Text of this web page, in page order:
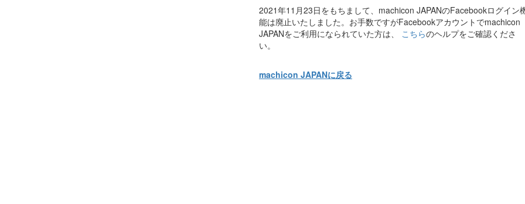
2021年11月23日をもちまして、machicon JAPANのFacebookログイン
能は廃止いたしました。お手数ですがFacebookアカウントでmachicon
JAPANをご利用になられていた方は、 こちらのヘルプをご確認くださ
い。
machicon JAPANに戻る